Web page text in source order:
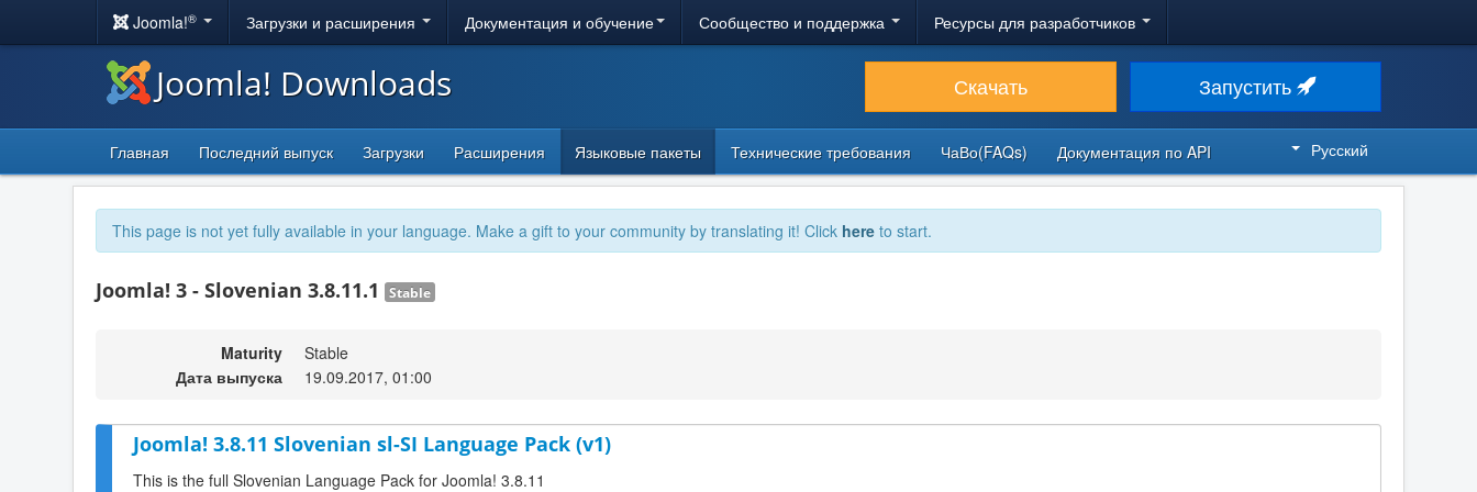
Joomla!® Загрузки и расширения Документация и обучение Сообщество и поддержка Ресурсы для разработчиков
Joomla! Downloads Скачать Запустить
Главная Последний выпуск Загрузки Расширения Языковые пакеты Технические требования ЧаВо(FAQs) Документация по API Русский
This page is not yet fully available in your language. Make a gift to your community by translating it! Click here to start.
Joomla! 3 - Slovenian 3.8.11.1 Stable
Maturity
Stable
Дата выпуска
19.09.2017, 01:00
Joomla! 3.8.11 Slovenian sl-SI Language Pack (v1)
This is the full Slovenian Language Pack for Joomla! 3.8.11